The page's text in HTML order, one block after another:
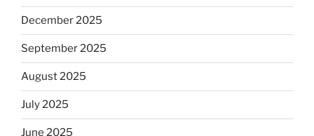
December 2025
September 2025
August 2025
July 2025
June 2025